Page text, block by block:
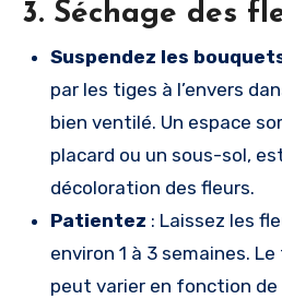
3. Séchage des
Suspendez les
par les tiges à l’envers
bien ventilé. Un espace
placard ou un sous-sol,
décoloration des fleurs.
Patientez : Laissez les
environ 1 à 3 semaines.
peut varier en fonction de